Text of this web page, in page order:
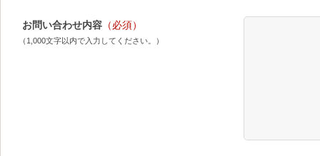
お問い合わせ内容 （必須）
（1,000文字以内で入力してください。）